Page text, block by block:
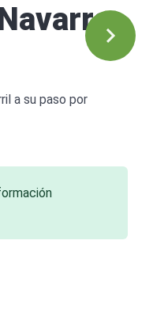
a su paso por